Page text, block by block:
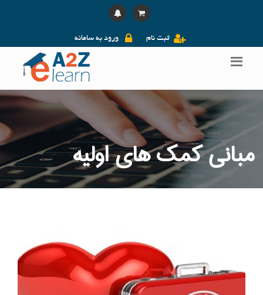
ورود به سامانه ثبت نام
مبانی کمک های اولیه